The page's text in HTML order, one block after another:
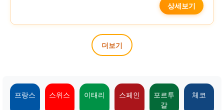
상세보기
더보기
프랑스 스위스 이태리 스페인
포르투
갈
체코